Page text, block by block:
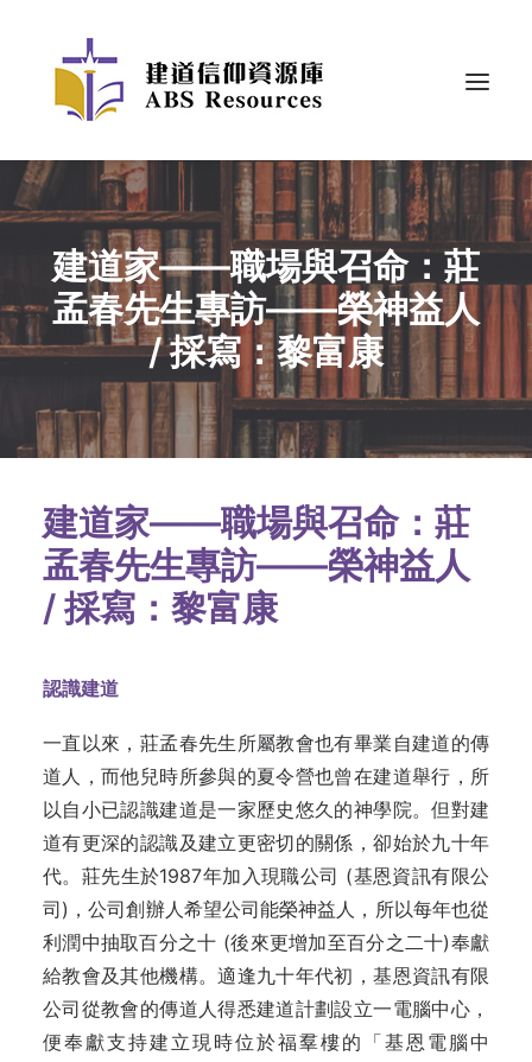
建道家——職場與召命：莊
孟春先生專訪——榮神益人
/ 採寫：黎富康
建道家——職場與召命：莊
孟春先生專訪——榮神益人
/採寫：黎富康
認識建道
一直以來，莊孟春先生所屬教會也有畢業自建道的傳
道人，而他兒時所參與的夏令營也曾在建道舉行，所
以自小已認識建道是一家歷史悠久的神學院。但對建
道有更深的認識及建立更密切的關係，卻始於九十年
代。莊先生於1987年加入現職公司 (基恩資訊有限公
司)，公司創辦人希望公司能榮神益人，所以每年也從
利潤中抽取百分之十 (後來更增加至百分之二十)奉獻
給教會及其他機構。適逢九十年代初，基恩資訊有限
公司從教會的傳道人得悉建道計劃設立一電腦中心，
便奉獻支持建立現時位於福羣樓的「基恩電腦中